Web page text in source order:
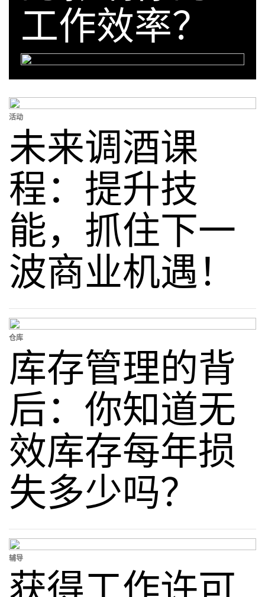
工作效率？
未来调酒课
程：提升技
能，抓住下一
波商业机遇！
活动
库存管理的背
后：你知道无
效库存每年损
失多少吗？
仓库
辅导